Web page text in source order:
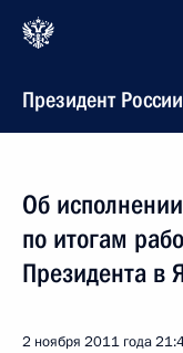
Президент России
Об
по итогам
Президента в
2 ноября 2011 года